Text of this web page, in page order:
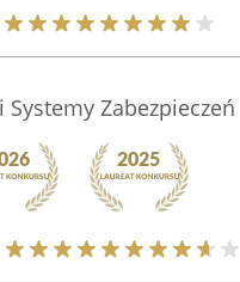
Systemy Zabezpieczeń